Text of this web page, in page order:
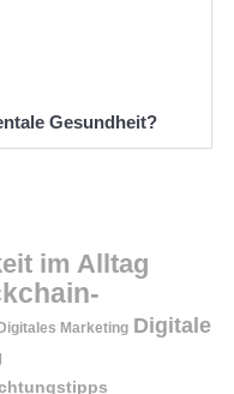
Gesundheit?
im Alltag
Digitales Marketing Digitale